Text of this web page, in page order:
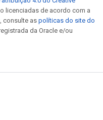
licenciadas de acordo com a
consulte as políticas do site do
da Oracle e/ou